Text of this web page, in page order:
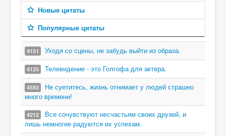
Новые цитаты
Популярные цитаты
4151 Уходя со сцены, не забудь выйти из образа.
4125 Телевидение - это Голгофа для актера.
4593
Не суетитесь, жизнь отнимает у людей страшно
много времени!
4212
Все сочувствуют несчастьям своих друзей, и
лишь немногие радуются их успехам.